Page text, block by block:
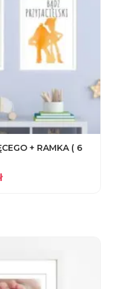
+ RAMKA ( 6